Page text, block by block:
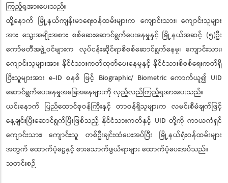
ကြည့်ရှုအားပေးသည်။
ထို့နောက် မြို့နယ်ကျန်းမာရေးဝန်ထမ်းများက ကျောင်းသား၊ ကျောင်းသူများ
အား သွေးအမျိုးအစား စစ်ဆေးဆောင်ရွက်ပေးနေမှုနှင့် မြို့နယ်အဆင့် (၅)ဦး
ကော်မတီအဖွဲ့ဝင်များက လုပ်ငန်းဆိုင်ရာစိစစ်ဆောင်ရွက်နေမှု၊ ကျောင်းသား၊
ကျောင်းသူများအား နိုင်ငံသားကတ်ထုတ်ပေးနေမှုနှင့် နိုင်ငံသားစိစစ်ရေးကတ်ရှိ
ပြီးသူများအား e-ID စနစ် ဖြင့် Biographic/ Biometric ကောက်ယူ၍ UID
ဆောင်ရွက်ပေးနေမှုအခြေအနေများကို လှည့်လည်ကြည့်ရှုအားပေးသည်။
ယင်းနောက် ပြည်ထောင်စုဝန်ကြီးနှင့် တာဝန်ရှိသူများက လမင်းစီမံချက်ဖြင့်
နေ့ချင်းပြီးဆောင်ရွက်ပြီးဖြစ်သည့် နိုင်ငံသားကတ်နှင့် UID တို့ကို ကာယကံရှင်
ကျောင်းသား၊ ကျောင်းသူ တစ်ဦးချင်းထံပေးအပ်ပြီး မြို့နယ်ရုံးဝန်ထမ်းများ
အတွက် ထောက်ပံ့ငွေနှင့် စားသောက်ဖွယ်ရာများ ထောက်ပံ့ပေးအပ်သည်။
သတင်းစဉ်